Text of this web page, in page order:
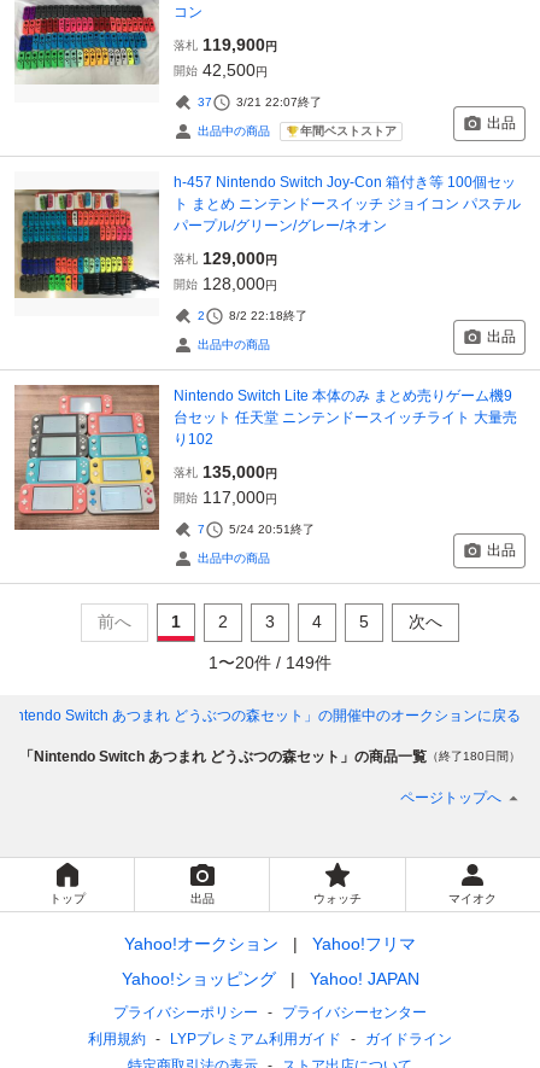
コン
落札 119,900円
開始 42,500円
37 3/21 22:07終了
出品中の商品 年間ベストストア 出品
h-457 Nintendo Switch Joy-Con 箱付き等 100個セッ
ト まとめ ニンテンドースイッチ ジョイコン パステル
パープル/グリーン/グレー/ネオン
落札 129,000円
開始 128,000円
2 8/2 22:18終了
出品中の商品 出品
Nintendo Switch Lite 本体のみ まとめ売りゲーム機9
台セット 任天堂 ニンテンドースイッチライト 大量売
り102
落札 135,000円
開始 117,000円
7 5/24 20:51終了
出品中の商品 出品
前へ 1 2 3 4 5 次へ
1 〜20件 / 149件
Switch あつまれ どうぶつの森セット」 の開催中のオークションに戻る
「Nintendo Switch あつまれ どうぶつの森セット」の商品一覧 （終了180日間）
ページトップへ
トップ 出品 ウォッチ マイオク
Yahoo!オークション
Yahoo!フリマ
Yahoo!ショッピング
Yahoo! JAPAN
プライバシーポリシー
プライバシーセンター
利用規約
LYPプレミアム利用ガイド
ガイドライン